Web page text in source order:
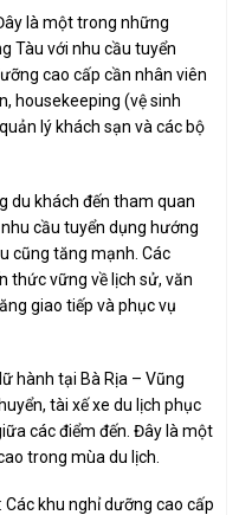
là một trong những
Tàu với nhu cầu tuyển
cao cấp cần nhân viên
housekeeping (vệ sinh
lý khách sạn và các bộ
du khách đến tham quan
cầu tuyển dụng hướng
cũng tăng mạnh. Các
thức vững về lịch sử, văn
giao tiếp và phục vụ
hành tại Bà Rịa – Vũng
tài xế xe du lịch phục
các điểm đến. Đây là một
trong mùa du lịch.
Các khu nghỉ dưỡng cao cấp